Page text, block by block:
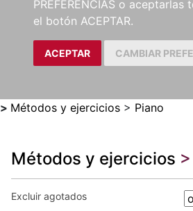
PREFERENCIAS o aceptarlas
el botón ACEPTAR.
ACEPTAR CAMBIAR
> Métodos y ejercicios > Piano
Métodos y ejercicios >
Excluir agotados